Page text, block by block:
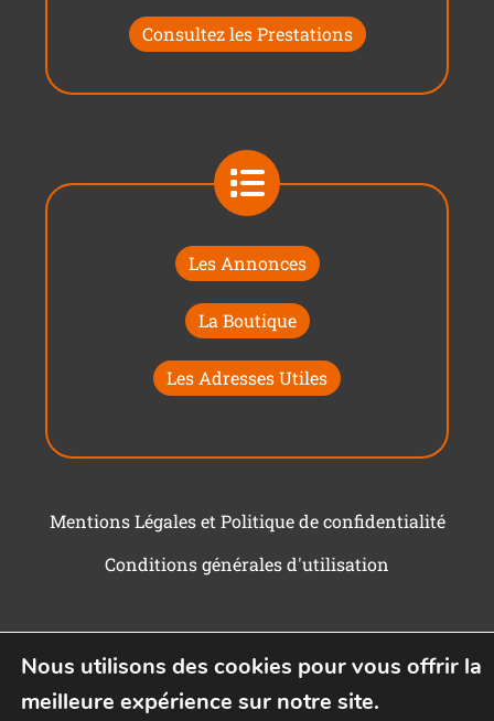
Consultez les Prestations
Les Annonces
La Boutique
Les Adresses Utiles
Mentions Légales et Politique de confidentialité
Conditions générales d'utilisation
Nous utilisons des cookies pour vous offrir la
meilleure expérience sur notre site.